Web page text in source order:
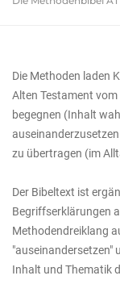
Die Methoden laden
Alten Testament
begegnen (Inhalt
zu übertragen (im
Der Bibeltext ist
Begriffserklärungen
Methodendreiklang
"auseinandersetzen"
Inhalt und Thematik